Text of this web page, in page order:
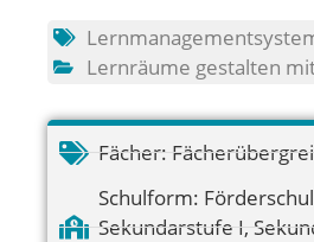
Lernräume gestalten
Fächer:
Schulform:
Sekundarstufe I,